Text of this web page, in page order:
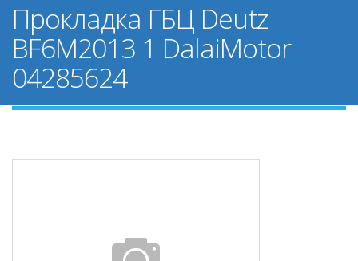
Прокладка ГБЦ Deutz
BF6M2013 1 DalaiMotor
04285624